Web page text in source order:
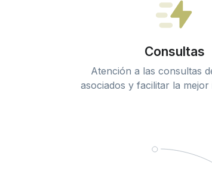
Consultas
Atención a las consultas
asociados y facilitar la